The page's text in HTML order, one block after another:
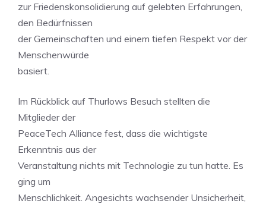
zur Friedenskonsolidierung auf gelebten Erfahrungen,
den Bedürfnissen
der Gemeinschaften und einem tiefen Respekt vor der
Menschenwürde
basiert.
Im Rückblick auf Thurlows Besuch stellten die
Mitglieder der
PeaceTech Alliance fest, dass die wichtigste
Erkenntnis aus der
Veranstaltung nichts mit Technologie zu tun hatte. Es
ging um
Menschlichkeit. Angesichts wachsender Unsicherheit,